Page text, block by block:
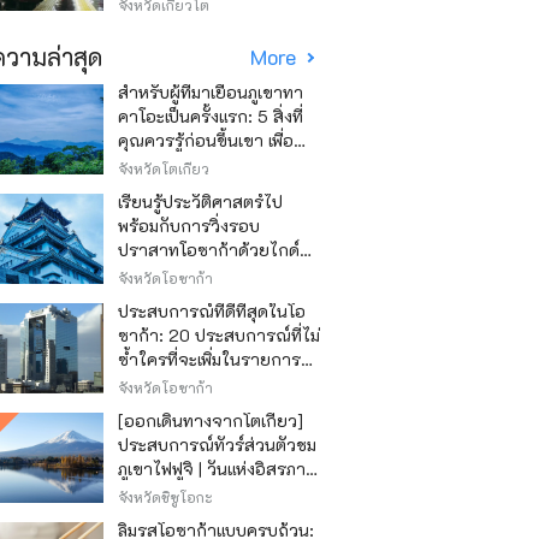
จังหวัดเกียวโต
ามล่าสุด More
สำหรับผู้ที่มาเยือนภูเขาทา
คาโอะเป็นครั้งแรก: 5 สิ่งที่
คุณควรรู้ก่อนขึ้นเขา เพื่อ
ให้การปีนเขาเป็นไปอย่าง
สนุกสนาน
จังหวัดโตเกียว
เรียนรู้ประวัติศาสตร์ไป
พร้อมกับการวิ่งรอบ
ปราสาทโอซาก้าด้วยไกด์
เสียง "วิ่ง วิ่ง เรียนรู้"
จังหวัดโอซาก้า
ประสบการณ์ที่ดีที่สุดในโอ
ซาก้า: 20 ประสบการณ์ที่ไม่
ซ้ำใครที่จะเพิ่มในรายการสิ่ง
ที่อยากทำในการเดินทาง
ของคุณ
จังหวัดโอซาก้า
[ออกเดินทางจากโตเกียว]
ประสบการณ์ทัวร์ส่วนตัวชม
ภูเขาไฟฟูจิ | วันแห่งอิสรภาพ
สุดหรู
จังหวัดชิซูโอกะ
ลิ้มรสโอซาก้าแบบครบถ้วน: